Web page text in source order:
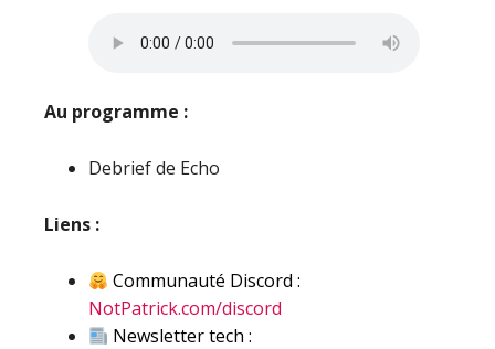
Au programme :
Debrief de Echo
Liens :
Communauté Discord :
NotPatrick.com/discord
Newsletter tech :